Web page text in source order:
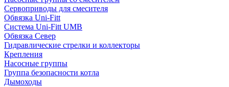
Сервоприводы для смесителя
Обвязка Uni-Fitt
Система Uni-Fitt UMB
Обвязка Север
Гидравлические стрелки и коллекторы
Крепления
Насосные группы
Группа безопасности котла
Дымоходы